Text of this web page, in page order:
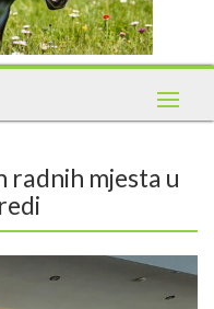
radnih mjesta u